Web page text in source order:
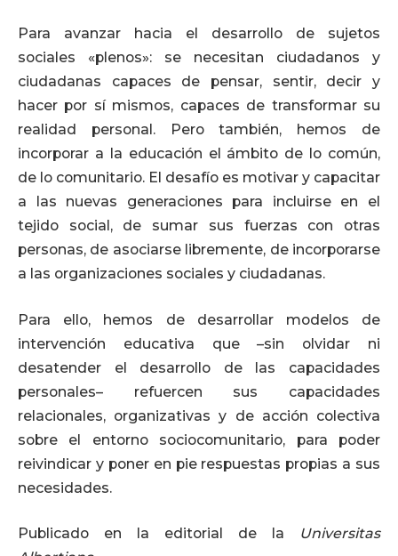
Para avanzar hacia el desarrollo de sujetos
sociales «plenos»: se necesitan ciudadanos y
ciudadanas capaces de pensar, sentir, decir y
hacer por sí mismos, capaces de transformar su
realidad personal. Pero también, hemos de
incorporar a la educación el ámbito de lo común,
de lo comunitario. El desafío es motivar y capacitar
a las nuevas generaciones para incluirse en el
tejido social, de sumar sus fuerzas con otras
personas, de asociarse libremente, de incorporarse
a las organizaciones sociales y ciudadanas.
Para ello, hemos de desarrollar modelos de
intervención educativa que –sin olvidar ni
desatender el desarrollo de las capacidades
personales– refuercen sus capacidades
relacionales, organizativas y de acción colectiva
sobre el entorno sociocomunitario, para poder
reivindicar y poner en pie respuestas propias a sus
necesidades.
Publicado en la editorial de la
Universitas